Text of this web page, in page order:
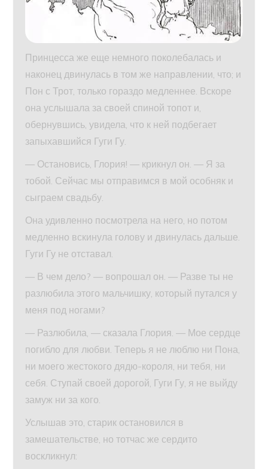
Принцесса же еще немного поколебалась и
наконец двинулась в том же направлении, что; и
Пон с Трот, только гораздо медленнее. Вскоре
она услышала за своей спиной топот и,
обернувшись, увидела, что к ней подбегает
запыхавшийся Гуги Гу.
— Остановись, Глория! — крикнул он. — Я за
тобой. Сейчас мы отправимся в мой особняк и
сыграем свадьбу.
Она удивленно посмотрела на него, но потом
медленно вскинула голову и двинулась дальше.
Гуги Гу не отставал.
— В чем дело? — вопрошал он. — Разве ты не
разлюбила этого мальчишку, который путался у
меня под ногами?
— Разлюбила, — сказала Глория. — Мое сердце
погибло для любви. Теперь я не люблю ни Пона,
ни моего жестокого дядю-короля, ни тебя, ни
себя. Ступай своей дорогой, Гуги Гу, я не выйду
замуж ни за кого.
Услышав это, старик остановился в
замешательстве, но тотчас же сердито
воскликнул: